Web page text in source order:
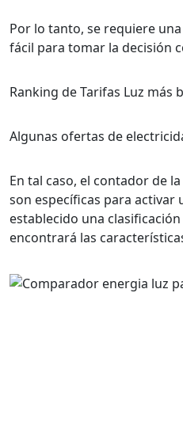
Por lo tanto, se requiere
fácil para tomar la decisión
Ranking de Tarifas Luz más
Algunas ofertas de
En tal caso, el contador de
son específicas para activar
establecido una
encontrará las